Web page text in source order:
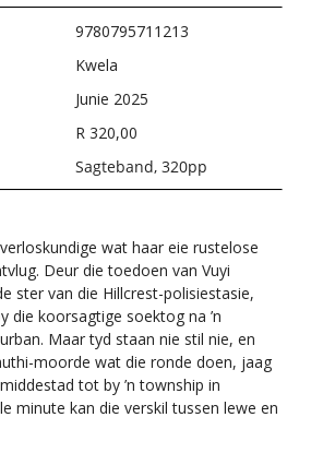
9780795711213
Kwela
Junie 2025
R 320,00
Sagteband, 320pp
wat haar eie rustelose
Deur die toedoen van Vuyi
ster van die Hillcrest-polisiestasie,
die koorsagtige soektog na ’n
Maar tyd staan nie stil nie, en
moorde wat die ronde doen, jaag
tot by ’n township in
minute kan die verskil tussen lewe en